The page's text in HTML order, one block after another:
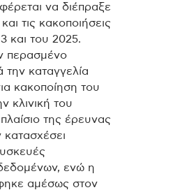
να διέπραξε
τις κακοποιήσεις
και του 2025.
περασμένο
την καταγγελία
κακοποίηση του
κλινική του
της έρευνας
κατασχέσει
ενώ η
αμέσως στον